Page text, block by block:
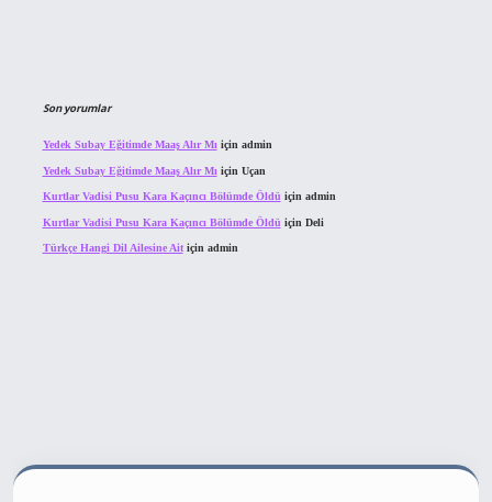
Son yorumlar
Yedek Subay Eğitimde Maaş Alır Mı için admin
Yedek Subay Eğitimde Maaş Alır Mı için Uçan
Kurtlar Vadisi Pusu Kara Kaçıncı Bölümde Öldü için admin
Kurtlar Vadisi Pusu Kara Kaçıncı Bölümde Öldü için Deli
Türkçe Hangi Dil Ailesine Aitiçin admin